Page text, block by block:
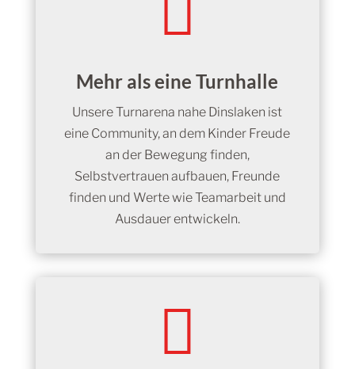
Mehr als eine Turnhalle
Unsere Turnarena nahe Dinslaken ist
eine Community, an dem Kinder Freude
an der Bewegung finden,
Selbstvertrauen aufbauen, Freunde
finden und Werte wie Teamarbeit und
Ausdauer entwickeln.
